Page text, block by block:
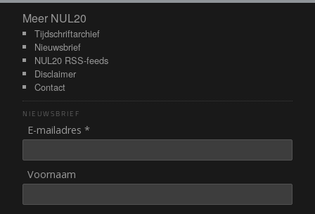
Meer NUL20
Meer NUL20
Tijdschriftarchief
Nieuwsbrief
NUL20 RSS-feeds
Disclaimer
Contact
NIEUWSBRIEF
E-mailadres *
Voornaam